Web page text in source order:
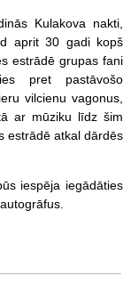
Kulakova nakti,
aprit 30 gadi kopš
estrādē grupas fani
pret pastāvošo
vilcienu vagonus,
ar mūziku līdz šim
estrādē atkal dārdēs
iespēja iegādāties